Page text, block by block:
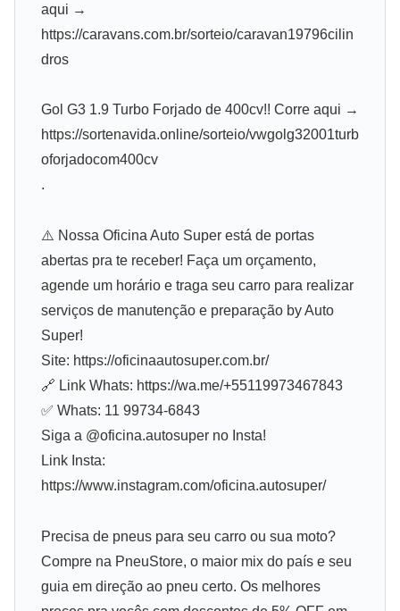
aqui →
https://caravans.com.br/sorteio/caravan19796cilin
dros
Gol G3 1.9 Turbo Forjado de 400cv!! Corre aqui →
https://sortenavida.online/sorteio/vwgolg32001turb
oforjadocom400cv
.
⚠️ Nossa Oficina Auto Super está de portas
abertas pra te receber! Faça um orçamento,
agende um horário e traga seu carro para realizar
serviços de manutenção e preparação by Auto
Super!
Site: https://oficinaautosuper.com.br/
🔗 Link Whats: https://wa.me/+55119973467843
✅ Whats: 11 99734-6843
Siga a @oficina.autosuper no Insta!
Link Insta:
https://www.instagram.com/oficina.autosuper/
Precisa de pneus para seu carro ou sua moto?
Compre na PneuStore, o maior mix do país e seu
guia em direção ao pneu certo. Os melhores